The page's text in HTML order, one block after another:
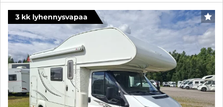
3 kk lyhennysvapaa